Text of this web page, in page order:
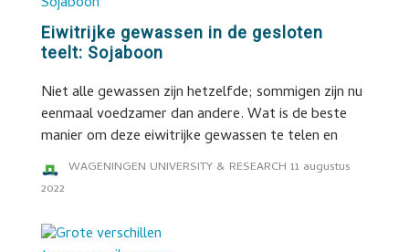
Eiwitrijke gewassen in de gesloten
teelt: Sojaboon
Niet alle gewassen zijn hetzelfde; sommigen zijn nu
eenmaal voedzamer dan andere. Wat is de beste
manier om deze eiwitrijke gewassen te telen en
WAGENINGEN UNIVERSITY & RESEARCH 11 augustus
2022